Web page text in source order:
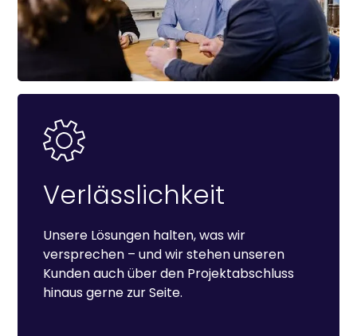
Verlässlichkeit
Unsere Lösungen halten, was wir
versprechen – und wir stehen unseren
Kunden auch über den Projektabschluss
hinaus gerne zur Seite.